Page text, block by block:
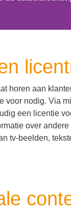
horen aan
voor nodig. Via
een licentie
over
tv-beelden,